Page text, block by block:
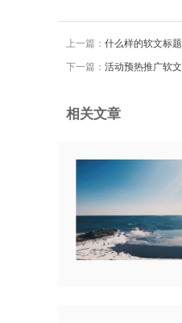
上一篇： 什么样的软文标
下一篇： 活动预热推广软
相关文章